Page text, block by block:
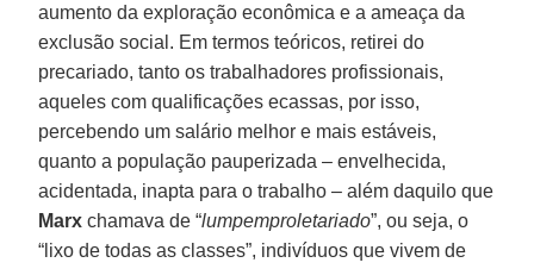
aumento da exploração econômica e a ameaça da
exclusão social. Em termos teóricos, retirei do
precariado, tanto os trabalhadores profissionais,
aqueles com qualificações ecassas, por isso,
percebendo um salário melhor e mais estáveis,
quanto a população pauperizada – envelhecida,
acidentada, inapta para o trabalho – além daquilo que
Marxchamava de “lumpemproletariado”, ou seja, o
“lixo de todas as classes”, indivíduos que vivem de